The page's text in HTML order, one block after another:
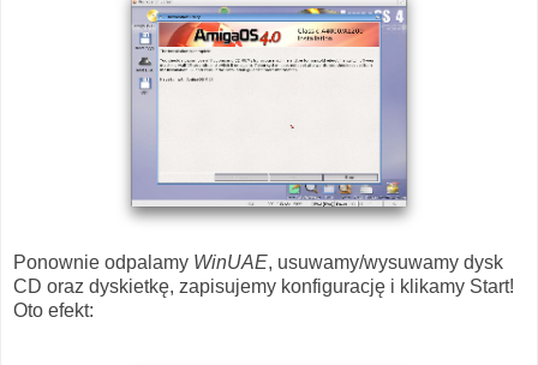
Ponownie odpalamy WinUAE, usuwamy/wysuwamy dysk
CD oraz dyskietkę, zapisujemy konfigurację i klikamy Start!
Oto efekt: